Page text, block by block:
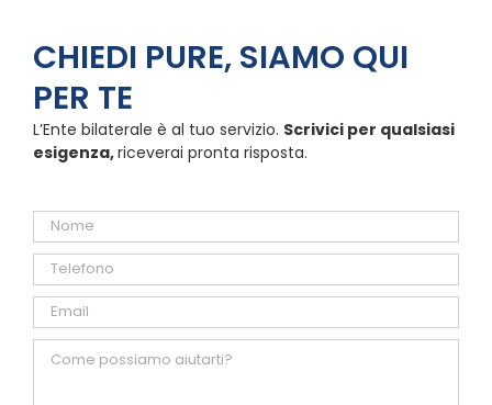
CHIEDI PURE, SIAMO QUI
PER TE
L’Ente bilaterale è al tuo servizio. Scrivici per qualsiasi
esigenza,riceverai pronta risposta.